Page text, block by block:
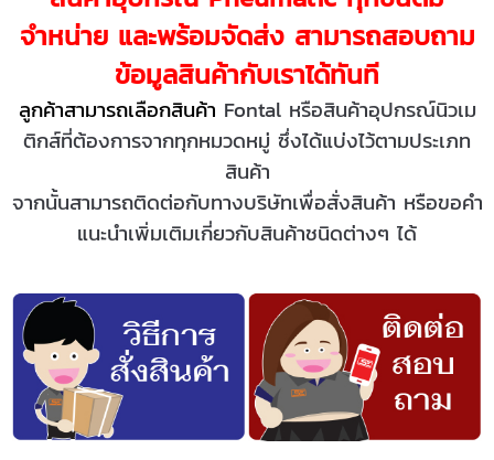
จำหน่าย และพร้อมจัดส่ง สามารถสอบถาม
ข้อมูลสินค้ากับเราได้ทันที
ลูกค้าสามารถเลือกสินค้า Fontal หรือสินค้าอุปกรณ์นิวเม
ติกส์ที่ต้องการจากทุกหมวดหมู่ ซึ่งได้แบ่งไว้ตามประเภท
สินค้า
จากนั้นสามารถติดต่อกับทางบริษัทเพื่อสั่งสินค้า หรือขอคำ
แนะนำเพิ่มเติมเกี่ยวกับสินค้าชนิดต่างๆ ได้